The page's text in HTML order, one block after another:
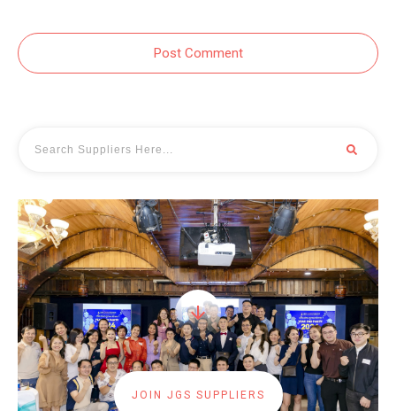
Post Comment
JOIN JGS SUPPLIERS